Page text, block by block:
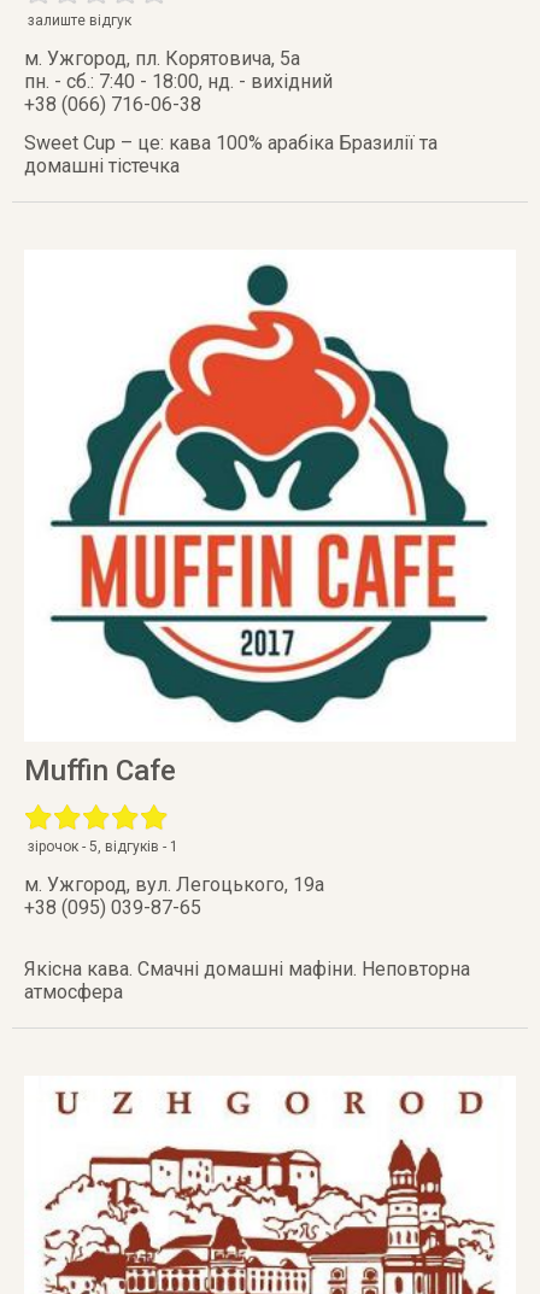
залиште відгук
м. Ужгород, пл. Корятовича, 5а
пн. - сб.: 7:40 - 18:00, нд. - вихідний
+38 (066) 716-06-38
Sweet Cup – це: кава 100% арабіка Бразилії та
домашні тістечка
Muffin Cafe
зірочок - 5, відгуків - 1
м. Ужгород, вул. Легоцького, 19а
+38 (095) 039-87-65
Якісна кава. Смачні домашні мафіни. Неповторна
атмосфера